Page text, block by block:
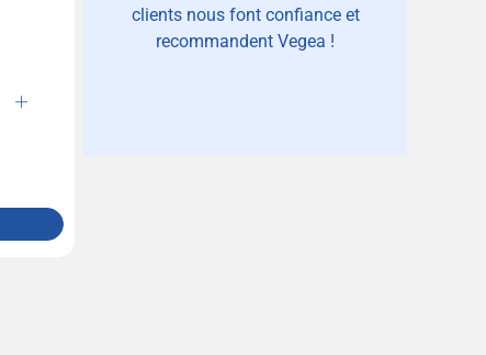
clients nous font confiance et
recommandent Vegea !